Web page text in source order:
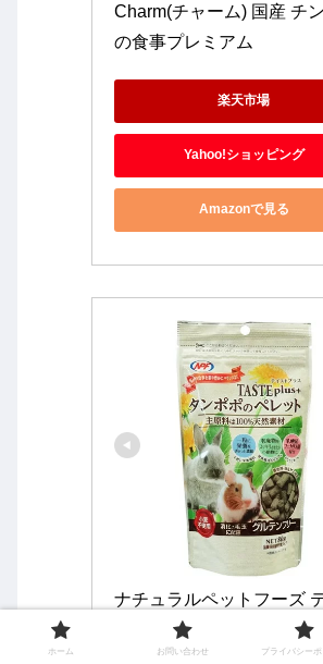
Charm(チャーム) 国産 チ
の食事プレミアム
楽天市場
Yahoo!ショッピング
Amazonで見る
ナチュラルペットフーズ
トプラス タンポポのペレ
ホーム お問い合わせ プライバシーポ